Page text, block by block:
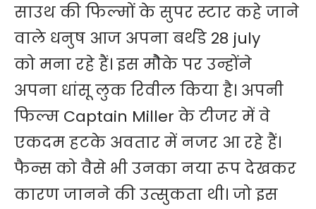
साउथ की फिल्मों के सुपर स्टार कहे जाने
वाले धनुष आज अपना बर्थडे 28 july
को मना रहे हैं। इस मौेके पर उन्होंने
अपना धांसू लुक रिवील किया है। अपनी
फिल्म Captain Miller के टीजर में वे
एकदम हटके अवतार में नजर आ रहे हैं।
फैन्स को वैसे भी उनका नया रूप देखकर
कारण जानने की उत्सुकता थी। जो इस